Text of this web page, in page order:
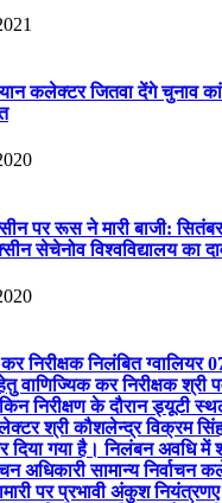
कलेक्टर जितवा देंगे चुनाव
पर रूस ने मारी बाजी:
सेचेनोव विश्वविद्यालय का
निरीक्षक निलंबित ग्वालियर
वाणिज्यिक कर निरीक्षक श्री
निरीक्षण के दौरान ड्यूटी
श्री कौशलेन्द्र विक्रम
दिया गया है। निलंबन अवधि में
अधिकारी सामान्य निर्वाचन
पर प्रभावी अंकुश